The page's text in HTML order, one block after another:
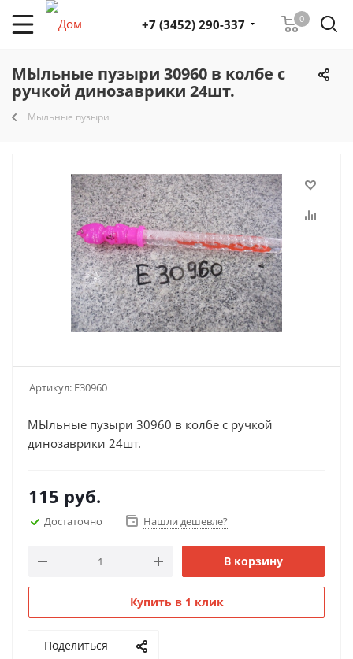
0
+7 (3452) 290-337
МЫльные пузыри 30960 в колбе с
ручкой динозаврики 24шт.
Мыльные пузыри
Артикул: Е30960
МЫльные пузыри 30960 в колбе с ручкой
динозаврики 24шт.
115 руб.
Достаточно Нашли дешевле?
В корзину
Купить в 1 клик
Поделиться